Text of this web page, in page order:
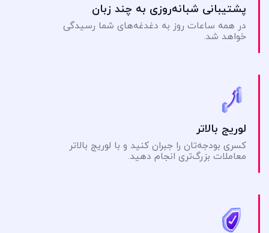
پشتیبانی شبانه‌روزی به چند زبان
در همه ساعات روز به دغدغه‌های شما رسیدگی
خواهد شد.
لوریج بالاتر
کسری بودجه‌تان را جبران کنید و با لوریج بالاتر
معاملات بزرگ‌تری انجام دهید.